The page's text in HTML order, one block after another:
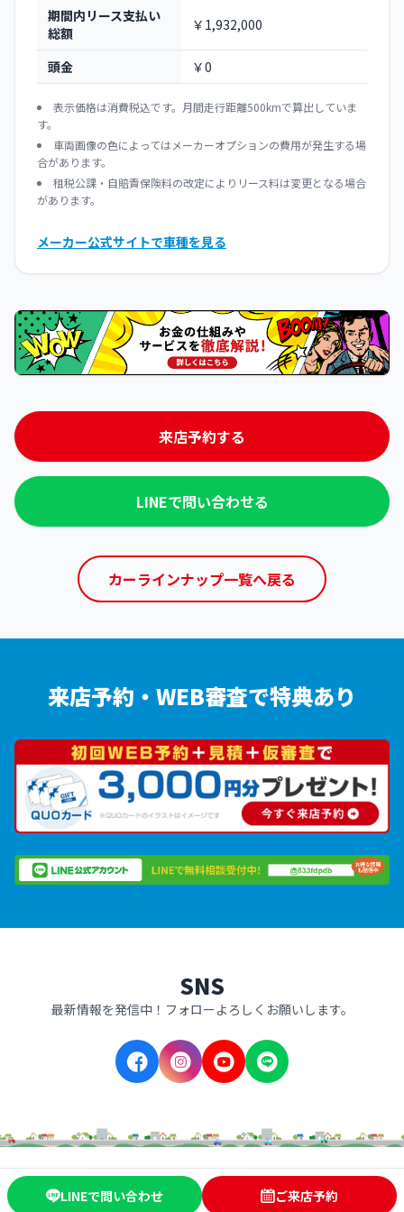
期間内リース支払い
総額
￥1,932,000
頭金 ￥0
表示価格は消費税込です。月間走行距離500kmで算出していま
す。
車両画像の色によってはメーカーオプションの費用が発生する場
合があります。
租税公課・自賠責保険料の改定によりリース料は変更となる場合
があります。
メーカー公式サイトで車種を見る
来店予約する
LINEで問い合わせる
カーラインナップ一覧へ戻る
来店予約・WEB審査で特典あり
SNS
最新情報を発信中！フォローよろしくお願いします。
画像および文章の無断転載を固く禁じます。
© 2026 軽自動車ドットコム 岡山青江店 All Rights Reserved.
LINEで問い合わせ ご来店予約